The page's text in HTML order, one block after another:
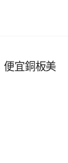
便宜銅板美